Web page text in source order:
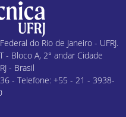
do Rio de Janeiro - UFRJ.
- Bloco A, 2° andar Cidade
- Brasil
- Telefone: +55 - 21 - 3938-